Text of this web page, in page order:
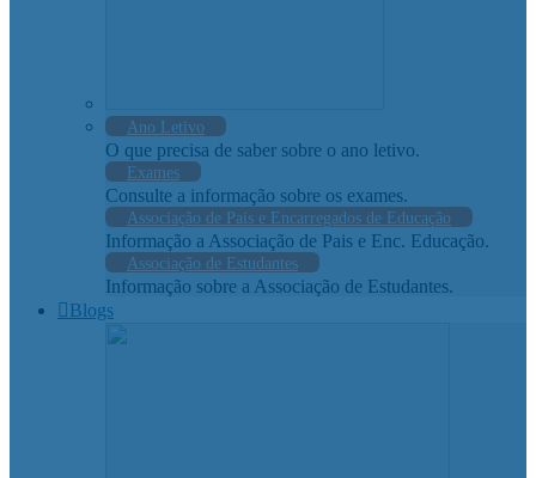
Ano Letivo
O que precisa de saber sobre o ano letivo.
Exames
Consulte a informação sobre os exames.
Associação de Pais e Encarregados de Educação
Informação a Associação de Pais e Enc. Educação.
Associação de Estudantes
Informação sobre a Associação de Estudantes.
Blogs